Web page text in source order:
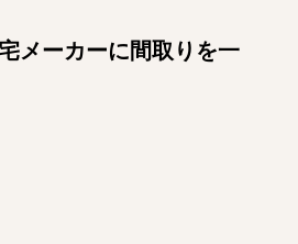
メーカーに間取りを一